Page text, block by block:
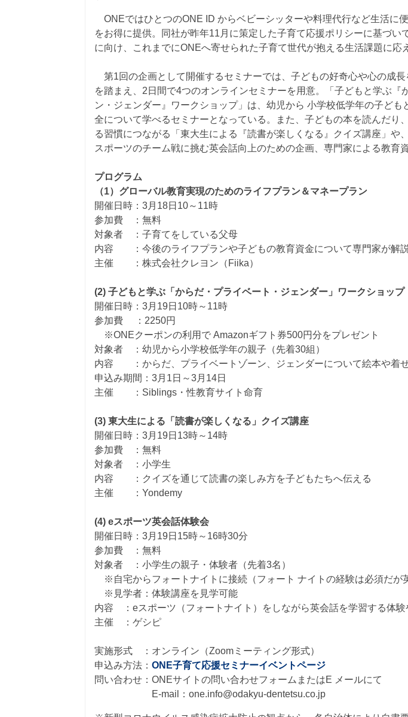
ONEではひとつのONE ID からベビーシッターや料理代行など生活に
をお得に提供。同社が昨年11月に策定した子育て応援ポリシーに基づい
に向け、これまでにONEへ寄せられた子育て世代が抱える生活課題に応
第1回の企画として開催するセミナーでは、子どもの好奇心や心の成
を踏まえ、2日間で4つのオンラインセミナーを用意。「子どもと学ぶ『
ン・ジェンダー』ワークショップ」は、幼児から 小学校低学年の子ども
全について学べるセミナーとなっている。また、子どもの本を読んだり
る習慣につながる「東大生による『読書が楽しくなる』クイズ講座」や
スポーツのチーム戦に挑む英会話向上のための企画、専門家による教育
プログラム
（1）グローバル教育実現のためのライフプラン＆マネープラン
開催日時：3月18日10～11時
参加費 ：無料
対象者 ：子育てをしている父母
内容 ：今後のライフプランや子どもの教育資金について専門家が解説
主催 ：株式会社クレヨン（Fiika）
(2) 子どもと学ぶ「からだ・プライベート・ジェンダー」ワークショップ
開催日時：3月19日10時～11時
参加費 ：2250円
※ONEクーポンの利用で Amazonギフト券500円分をプレゼント
対象者 ：幼児から小学校低学年の親子（先着30組）
内容 ：からだ、プライベートゾーン、ジェンダーについて絵本や着
申込み期間：3月1日～3月14日
主催 ：Siblings・性教育サイト命育
(3) 東大生による「読書が楽しくなる」クイズ講座
開催日時：3月19日13時～14時
参加費 ：無料
対象者 ：小学生
内容 ：クイズを通じて読書の楽しみ方を子どもたちへ伝える
主催 ：Yondemy
(4) eスポーツ英会話体験会
開催日時：3月19日15時～16時30分
参加費 ：無料
対象者 ：小学生の親子・体験者（先着3名）
※自宅からフォートナイトに接続（フォート ナイトの経験は必須だが
※見学者：体験講座を見学可能
内容 ：eスポーツ（フォートナイト）をしながら英会話を学習する体験
主催 ：ゲシピ
実施形式 ：オンライン（Zoomミーティング形式）
申込み方法： ONE子育て応援セミナーイベントページ
問い合わせ：ONEサイトの問い合わせフォームまたはE メールにて
E-mail：one.info@odakyu-dentetsu.co.jp